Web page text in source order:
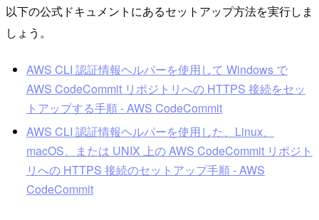
以下の公式ドキュメントにあるセットアップ方法を実行しま
しょう。
AWS CLI 認証情報ヘルパーを使用して Windows で
AWS CodeCommit リポジトリへの HTTPS 接続をセッ
トアップする手順 - AWS CodeCommit
AWS CLI 認証情報ヘルパーを使用した、Linux、
macOS、または UNIX 上の AWS CodeCommit リポジト
リへの HTTPS 接続のセットアップ手順 - AWS
CodeCommit